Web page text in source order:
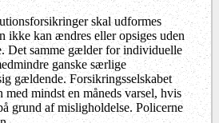
skal udformes
ikke kan ændres eller opsiges uden
Det samme gælder for individuelle
ganske særlige
gældende. Forsikringsselskabet
med mindst en måneds varsel, hvis
grund af misligholdelse. Policerne